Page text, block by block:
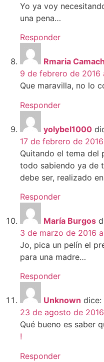
Yo ya voy
una pena…
Responder
Rmaria
9 de febrero de 2016
Que maravilla, no lo
Responder
yolybel1000
17 de febrero de
Quitando el tema del
todo sabiendo ya de
debe ser, realizado
Responder
María Burgos
3 de marzo de 2016
Jo, pica un pelín el
para una madre…
Responder
Unknown dice:
23 de agosto de
Qué bueno es saber
!
Responder